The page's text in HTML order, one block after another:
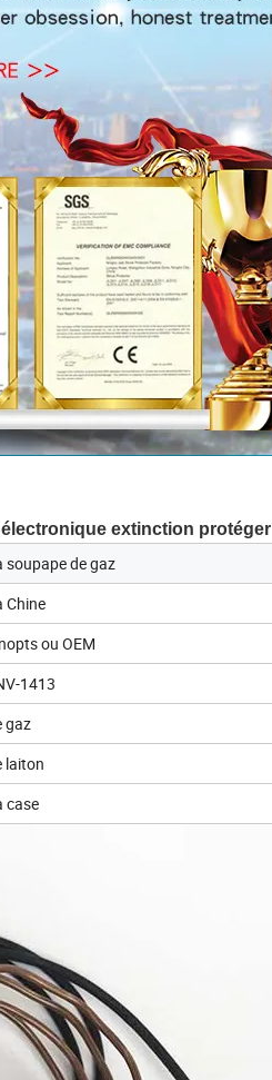
extinction protéger
soupape de gaz
Chine
ou OEM
1413
gaz
laiton
case